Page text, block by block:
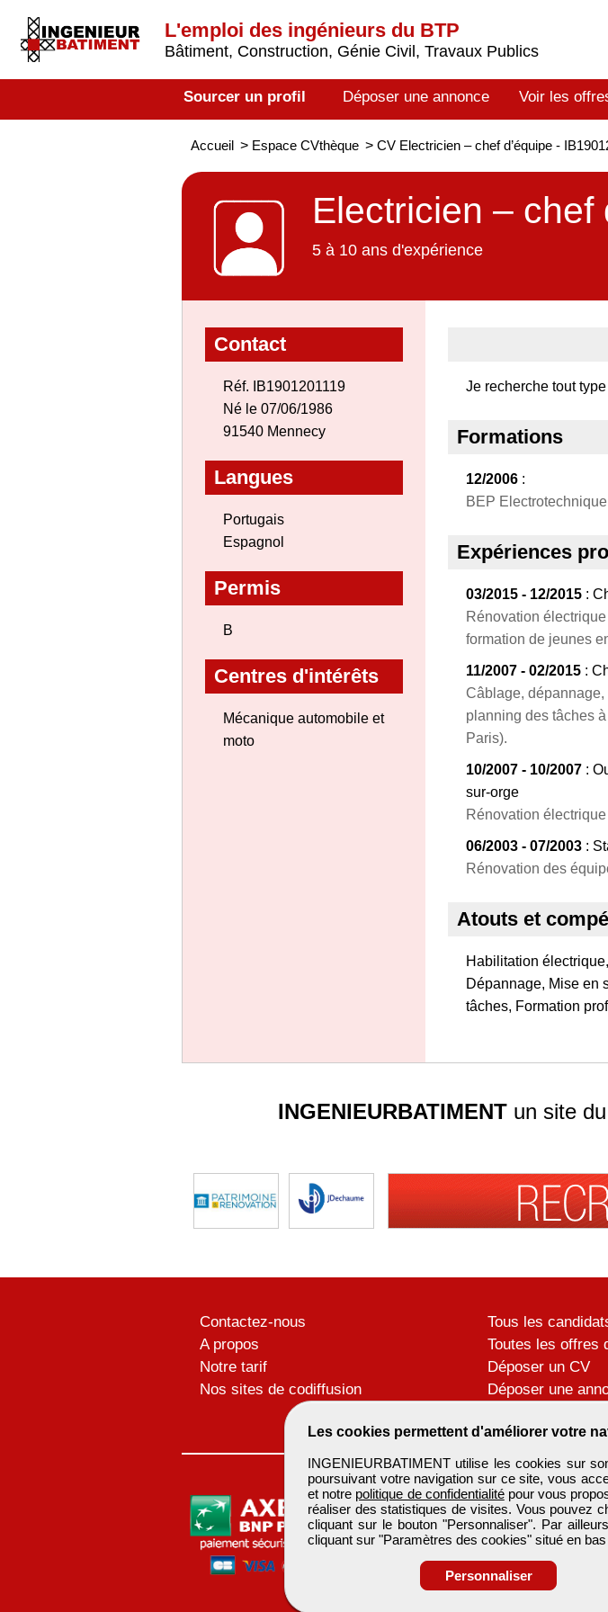
L'emploi des ingénieurs du BTP
Bâtiment, Construction, Génie Civil, Travaux Publics
Sourcer un profil Déposer une annonce Voir les
Accueil > Espace CVthèque > CV Electricien – chef d’équipe -
Electricien – chef
5 à 10 ans d'expérience
Contact
Réf. IB1901201119
Né le 07/06/1986
91540 Mennecy
Langues
Portugais
Espagnol
Permis
B
Centres d'intérêts
Mécanique automobile et
moto
Je recherche tout
Formations
12/2006 :
BEP Electrotechnique
Expériences
03/2015 - 12/2015 :
Rénovation
formation de jeunes
11/2007 - 02/2015 :
Câblage,
planning des tâches
Paris).
10/2007 - 10/2007 :
sur-orge
Rénovation
06/2003 - 07/2003 :
Rénovation des
Atouts et
Habilitation
Dépannage, Mise en
tâches, Formation
Les cookies permettent d'améliorer votre
INGENIEURBATIMENT utilise les cookies sur
poursuivant votre navigation sur ce site, vous
et notre politique de confidentialitépour vous
réaliser des statistiques de visites. Vous pouvez
cliquant sur le bouton "Personnaliser". Par
cliquant sur "Paramètres des cookies" situé en bas
Personnaliser
INGENIEURBATIMENT un site
Contactez-nous
A propos
Notre tarif
Nos sites de codiffusion
Tous les
Toutes les offres
Déposer un CV
Déposer une